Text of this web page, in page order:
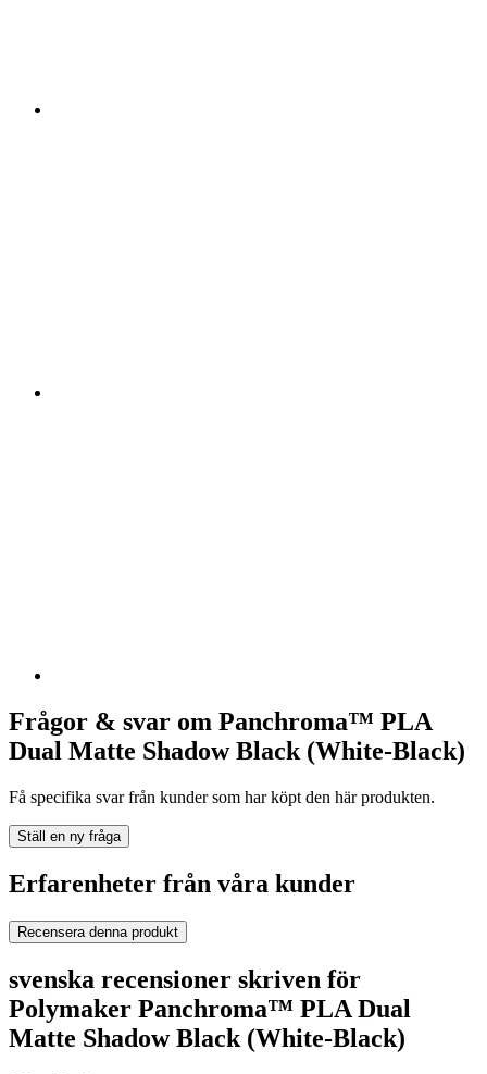
Frågor & svar om Panchroma™ PLA
Dual Matte Shadow Black (White-Black)
Få specifika svar från kunder som har köpt den här produkten.
Ställ en ny fråga
Erfarenheter från våra kunder
Recensera denna produkt
svenska recensioner skriven för
Polymaker Panchroma™ PLA Dual
Matte Shadow Black (White-Black)